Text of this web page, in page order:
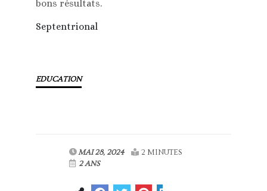
bons résultats.
Septentrional
EDUCATION
MAI 28, 2024
2 MINUTES
2 ANS